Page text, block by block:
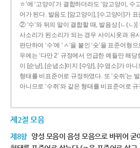
ㅎ’에 ‘고양이’가 결합하더라도 ‘암고양이, 수
어가 된다. 발음도 [암고양이], [수고양이]가
② ‘수’와 뒤의 말이 결합할 때, 발음상 [ㄴ(ㄴ)]
사소리가 된소리가 되는 경우 사이시옷과 유
판단하여 ‘수’에 ‘ㅅ’을 붙인 ‘숫’을 표준어형
우에는 ‘다만 2’ 규정에서 언급한 예들만 해당
이 [순냥], [순념소]이지 [수양], [수염소]가 아니
형태를 비표준어로 규정하였다. 또 ‘숫쥐’는
아니므로 ‘수쥐’와 같은 형태를 비표준어로
제2절 모음
제8항 양성 모음이 음성 모음으로 바뀌어 굳